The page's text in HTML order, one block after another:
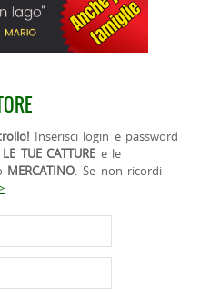
Inserisci login e password
LE TUE CATTURE e le
MERCATINO. Se non ricordi